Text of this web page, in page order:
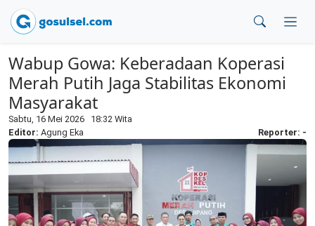
Wabup Gowa: Keberadaan Koperasi
Merah Putih Jaga Stabilitas Ekonomi
Masyarakat
Sabtu, 16 Mei 2026 18:32 Wita
Editor: Agung Eka Reporter: -